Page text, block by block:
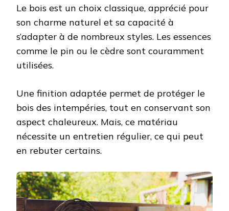
Le bois est un choix classique, apprécié pour
son charme naturel et sa capacité à
s’adapter à de nombreux styles. Les essences
comme le pin ou le cèdre sont couramment
utilisées.
Une finition adaptée permet de protéger le
bois des intempéries, tout en conservant son
aspect chaleureux. Mais, ce matériau
nécessite un entretien régulier, ce qui peut
en rebuter certains.